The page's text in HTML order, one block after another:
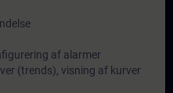
af alarmer
(trends), visning af kurver